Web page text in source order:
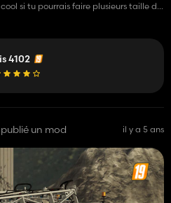
si tu pourrais faire plusieurs taille de
bonne soirée
4102
un mod il y a 5 ans